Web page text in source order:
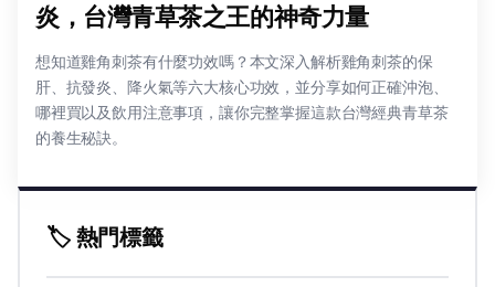
炎，台灣青草茶之王的神奇力量
想知道雞角刺茶有什麼功效嗎？本文深入解析雞角刺茶的保
肝、抗發炎、降火氣等六大核心功效，並分享如何正確沖泡、
哪裡買以及飲用注意事項，讓你完整掌握這款台灣經典青草茶
的養生秘訣。
🏷️ 熱門標籤